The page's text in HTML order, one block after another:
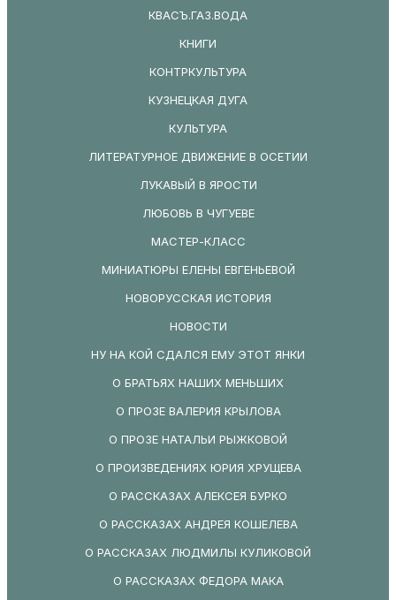
КВАСЪ.ГАЗ.ВОДА
КНИГИ
КОНТРКУЛЬТУРА
КУЗНЕЦКАЯ ДУГА
КУЛЬТУРА
ЛИТЕРАТУРНОЕ ДВИЖЕНИЕ В ОСЕТИИ
ЛУКАВЫЙ В ЯРОСТИ
ЛЮБОВЬ В ЧУГУЕВЕ
МАСТЕР-КЛАСС
МИНИАТЮРЫ ЕЛЕНЫ ЕВГЕНЬЕВОЙ
НОВОРУССКАЯ ИСТОРИЯ
НОВОСТИ
НУ НА КОЙ СДАЛСЯ ЕМУ ЭТОТ ЯНКИ
О БРАТЬЯХ НАШИХ МЕНЬШИХ
О ПРОЗЕ ВАЛЕРИЯ КРЫЛОВА
О ПРОЗЕ НАТАЛЬИ РЫЖКОВОЙ
О ПРОИЗВЕДЕНИЯХ ЮРИЯ ХРУЩЕВА
О РАССКАЗАХ АЛЕКСЕЯ БУРКО
О РАССКАЗАХ АНДРЕЯ КОШЕЛЕВА
О РАССКАЗАХ ЛЮДМИЛЫ КУЛИКОВОЙ
О РАССКАЗАХ ФЕДОРА МАКА